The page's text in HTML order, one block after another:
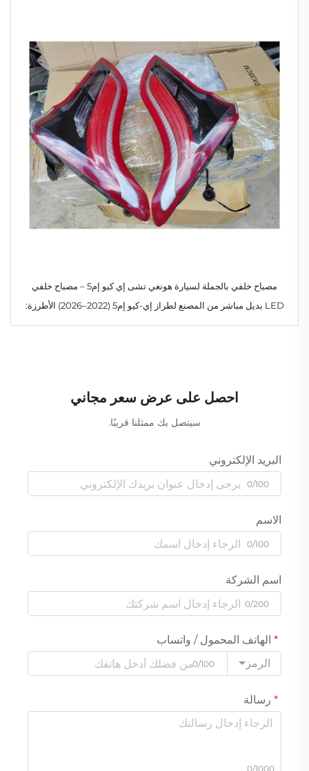
مصباح خلفي بالجملة لسيارة هونغي تشى إي كيو إم5 – مصباح خلفي
LED بديل مباشر من المصنع لطراز إي-كيو إم5 (2022–2026) الأطرزة:
3716035HA01، 3716040HA01، 3716075HA01، 3716080HA01 –
احصل على عرض سعر مجاني
سيتصل بك ممثلنا قريبًا.
البريد الإلكتروني
0/100
الاسم
0/100
اسم الشركة
0/200
الهاتف المحمول / واتساب
الرمز
0/100
رسالة
0/1000